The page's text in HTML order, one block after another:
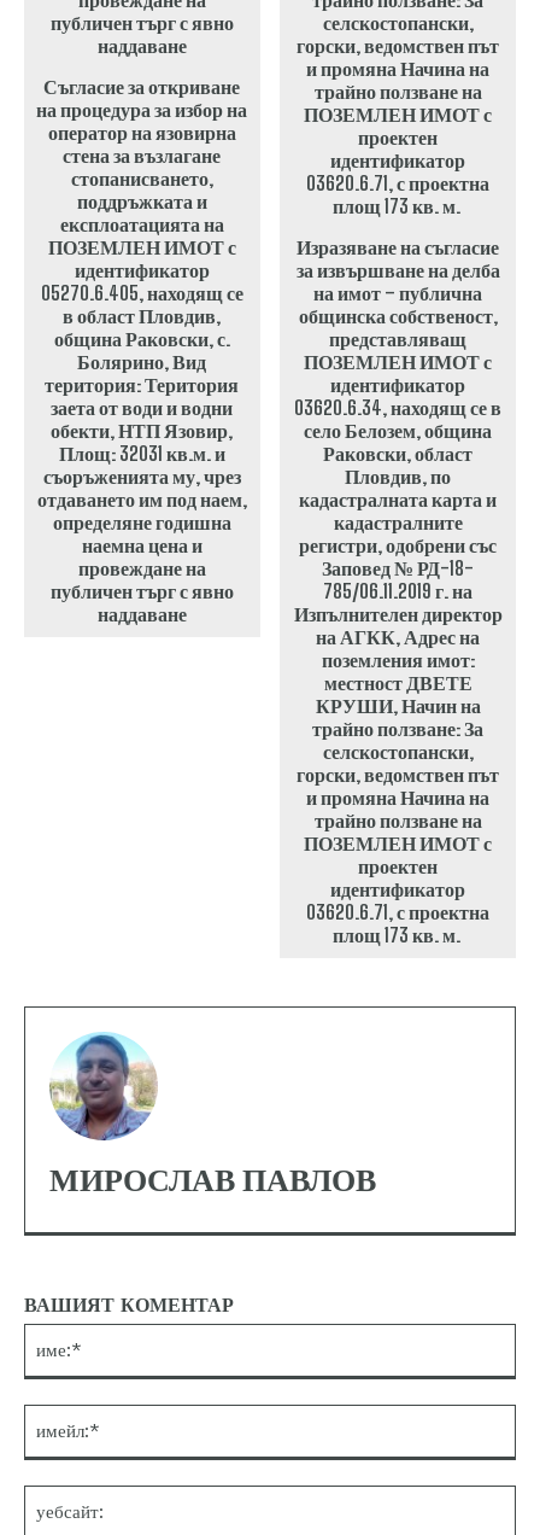
Съгласие за откриване
на процедура за избор на
оператор на язовирна
стена за възлагане
стопанисването,
поддръжката и
експлоатацията на
ПОЗЕМЛЕН ИМОТ с
идентификатор
05270.6.405, находящ се
в област Пловдив,
община Раковски, с.
Болярино, Вид
територия: Територия
заета от води и водни
обекти, НТП Язовир,
Площ: 32031 кв.м. и
съоръженията му, чрез
отдаването им под наем,
определяне годишна
наемна цена и
провеждане на
публичен търг с явно
наддаване
Изразяване на съгласие
за извършване на делба
на имот – публична
общинска собственост,
представляващ
ПОЗЕМЛЕН ИМОТ с
идентификатор
03620.6.34, находящ се в
село Белозем, община
Раковски, област
Пловдив, по
кадастралната карта и
кадастралните
регистри, одобрени със
Заповед № РД-18-
785/06.11.2019 г. на
Изпълнителен директор
на АГКК, Адрес на
поземления имот:
местност ДВЕТЕ
КРУШИ, Начин на
трайно ползване: За
селскостопански,
горски, ведомствен път
и промяна Начина на
трайно ползване на
ПОЗЕМЛЕН ИМОТ с
проектен
идентификатор
03620.6.71, с проектна
площ 173 кв. м.
МИРОСЛАВ ПАВЛОВ
ВАШИЯТ КОМЕНТАР